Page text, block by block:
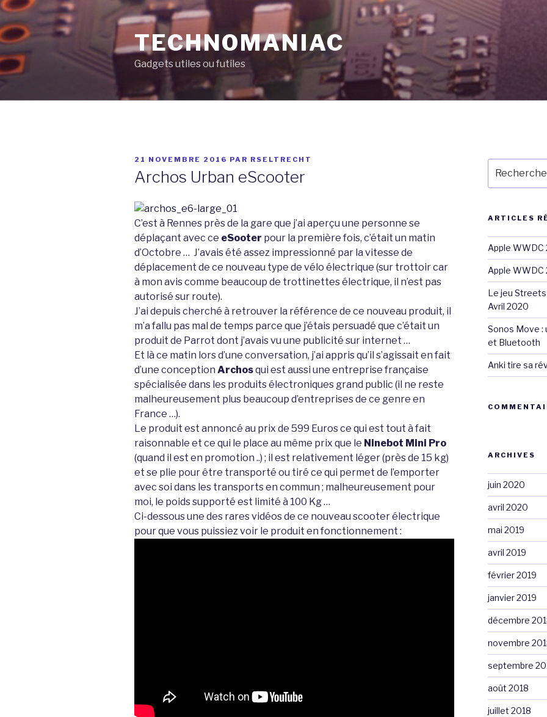
Aller
au
contenu
principal
TECHNOMANIAC
Gadgets utiles ou futiles
PUBLIÉ
21 NOVEMBRE 2016 PAR RSELTRECHT
Archos Urban eScooter
C’est à Rennes près de la gare que j’ai aperçu une personne se
déplaçant avec ce eSooter pour la première fois, c’était un matin
d’Octobre … J’avais été assez impressionné par la vitesse de
déplacement de ce nouveau type de vélo électrique (sur trottoir car
à mon avis comme beaucoup de trottinettes électrique, il n’est pas
autorisé sur route).
J’ai depuis cherché à retrouver la référence de ce nouveau produit, il
m’a fallu pas mal de temps parce que j’étais persuadé que c’était un
produit de Parrot dont j’avais vu une publicité sur internet …
Et là ce matin lors d’une conversation, j’ai appris qu’il s’agissait en fait
d’une conception Archosqui est aussi une entreprise française
spécialisée dans les produits électroniques grand public (il ne reste
malheureusement plus beaucoup d’entreprises de ce genre en
France …).
Le produit est annoncé au prix de 599 Euros ce qui est tout à fait
raisonnable et ce qui le place au même prix que le Ninebot Mini Pro
(quand il est en promotion ..) ; il est relativement léger (près de 15 kg)
et se plie pour être transporté ou tiré ce qui permet de l’emporter
avec soi dans les transports en commun ; malheureusement pour
moi, le poids supporté est limité à 100 Kg …
Ci-dessous une des rares vidéos de ce nouveau scooter électrique
pour que vous puissiez voir le produit en fonctionnement :
pour
:
ARTICLES
Apple WWDC
Apple WWDC
Le jeu
Avril 2020
Sonos Move :
et Bluetooth
Anki tire sa
ARCHIVES
juin 2020
avril 2020
mai 2019
avril 2019
février 2019
janvier 2019
décembre
novembre
septembre
août 2018
juillet 2018